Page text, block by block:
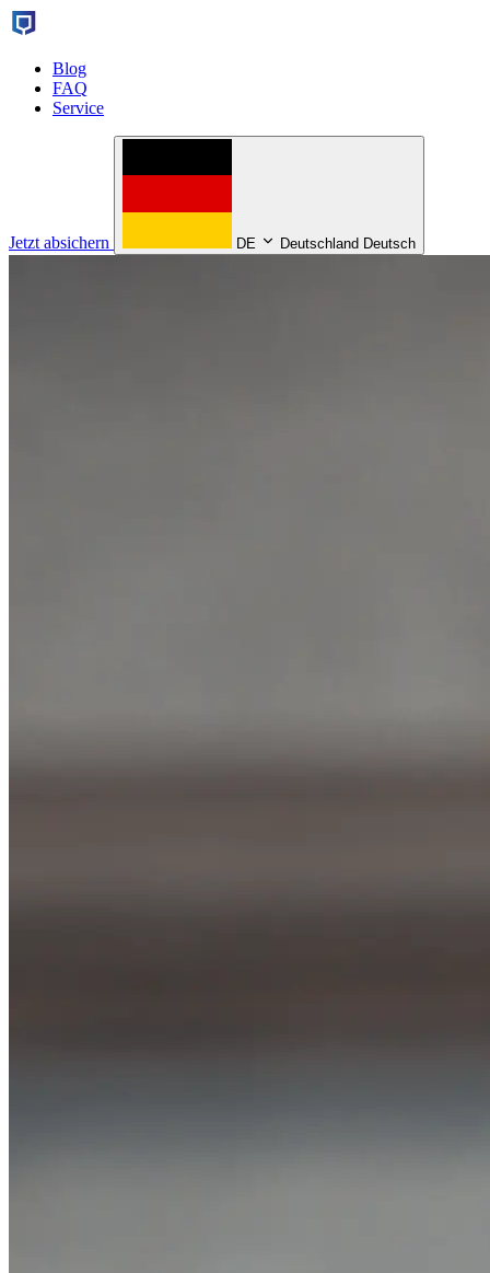
Blog
FAQ
Service
Jetzt absichern DE Deutschland Deutsch